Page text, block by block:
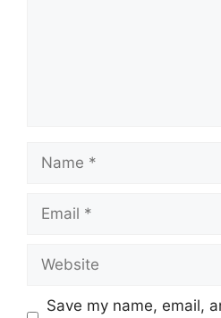
Name
Email
Website
Save my name, email,